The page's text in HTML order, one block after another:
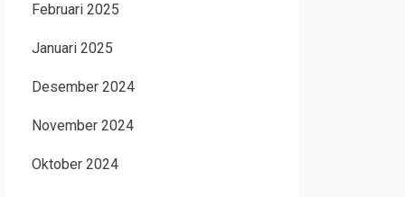
Februari 2025
Januari 2025
Desember 2024
November 2024
Oktober 2024